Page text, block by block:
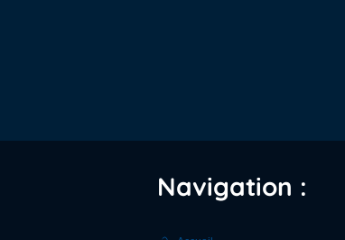
Navigation :